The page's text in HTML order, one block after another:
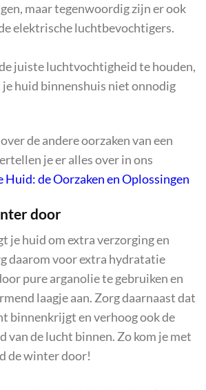
maar tegenwoordig zijn er ook
elektrische luchtbevochtigers.
juiste luchtvochtigheid te houden,
je huid binnenshuis niet onnodig
de andere oorzaken van een
je er alles over in ons
Huid: de Oorzaken en Oplossingen
door
je huid om extra verzorging en
daarom voor extra hydratatie
pure arganolie te gebruiken en
laagje aan. Zorg daarnaast dat
binnenkrijgt en verhoog ook de
van de lucht binnen. Zo kom je met
de winter door!